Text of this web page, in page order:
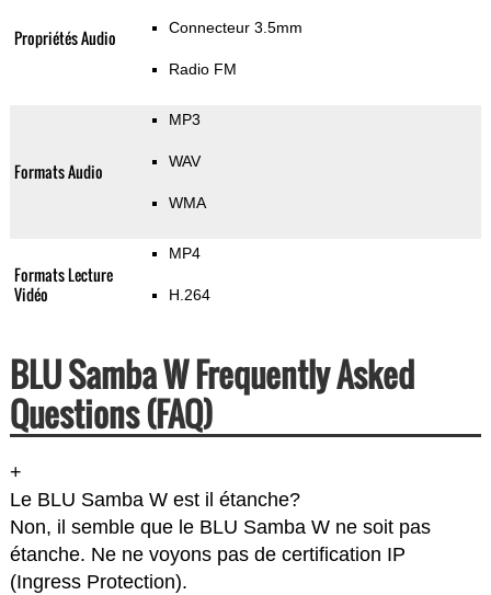
Propriétés Audio Connecteur 3.5mm
Radio FM
Formats Audio
MP3
WAV
WMA
Formats Lecture
Vidéo
MP4
H.264
BLU Samba W Frequently Asked
Questions (FAQ)
+
Le BLU Samba W est il étanche?
Non, il semble que le BLU Samba W ne soit pas
étanche. Ne ne voyons pas de certification IP
(Ingress Protection).